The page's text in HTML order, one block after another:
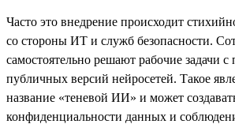
Часто это внедрение происходит
со стороны ИТ и служб безопасности.
самостоятельно решают рабочие задачи
публичных версий нейросетей. Такое
название «теневой ИИ» и может
конфиденциальности данных и